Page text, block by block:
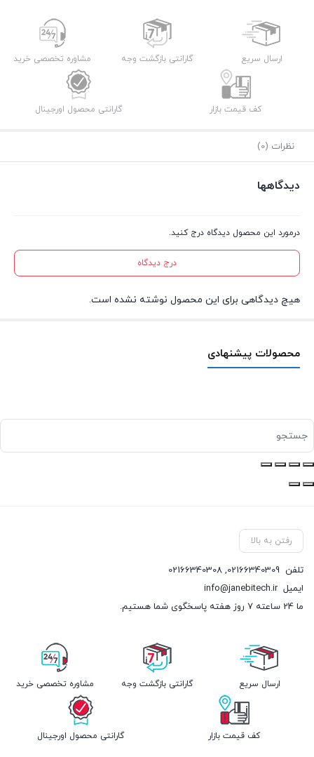
ارسال سریع گارانتی بازگشت وجه مشاوره تخصصی خرید
کف قیمت بازار گارانتی محصول اورجینال
نظرات (0)
دیدگاهها
درمورد این محصول دیدگاه درج کنید.
درج دیدگاه
هیچ دیدگاهی برای این محصول نوشته نشده است.
محصولات پیشنهادی
رفتن به بالا
تلفن 02166340309
,
02166340308
ایمیلinfo@janebitech.ir
ما 24 ساعته 7 روز هفته پاسخگوی شما هستیم.
ارسال سریع گارانتی بازگشت وجه مشاوره تخصصی خرید
کف قیمت بازار گارانتی محصول اورجینال